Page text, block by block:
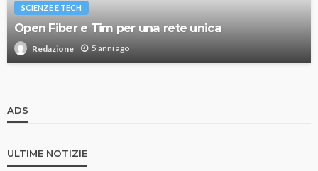
SCIENZE E TECH
Open Fiber e Tim per una rete unica
Redazione 5 anni ago
ADS
ULTIME NOTIZIE